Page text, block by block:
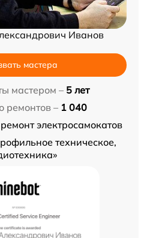
Иванов
мастера
мастером – 5 лет
ремонтов – 1 040
ремонт электросамокатов
техническое,